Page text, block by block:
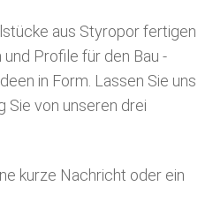
aus Styropor fertigen
Profile für den Bau -
in Form. Lassen Sie uns
Sie von unseren drei
kurze Nachricht oder ein